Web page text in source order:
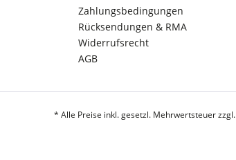
Zahlungsbedingungen
Rücksendungen & RMA
Widerrufsrecht
AGB
* Alle Preise inkl. gesetzl. Mehrwertsteuer zzgl.